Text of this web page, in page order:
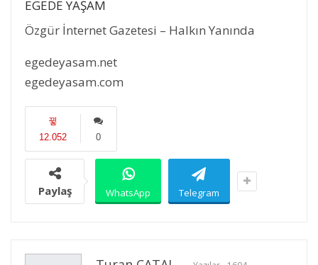
EGEDE YAŞAM
Özgür İnternet Gazetesi – Halkın Yanında
egedeyasam.net
egedeyasam.com
0
12.052
Paylaş WhatsApp Telegram